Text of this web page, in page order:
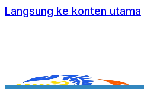
Langsung ke konten utama